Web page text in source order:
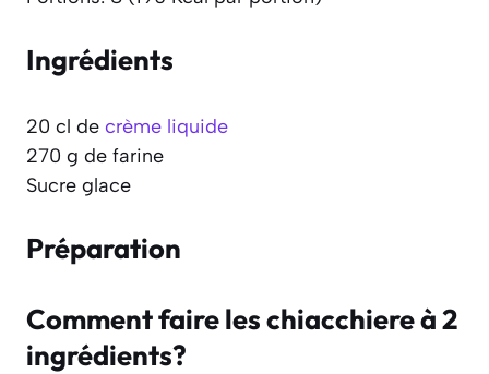
Ingrédients
20 cl de crème liquide
270 g de farine
Sucre glace
Préparation
Comment faire les chiacchiere à 2
ingrédients?